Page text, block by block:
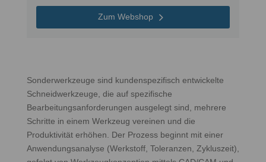
Zum Webshop
Sonderwerkzeuge sind kundenspezifisch entwickelte
Schneidwerkzeuge, die auf spezifische
Bearbeitungsanforderungen ausgelegt sind, mehrere
Schritte in einem Werkzeug vereinen und die
Produktivität erhöhen. Der Prozess beginnt mit einer
Anwendungsanalyse (Werkstoff, Toleranzen, Zykluszeit),